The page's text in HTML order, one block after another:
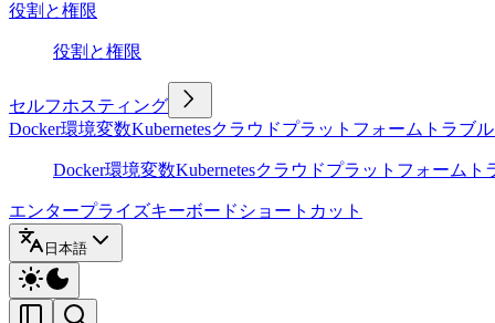
役割と権限
役割と権限
セルフホスティング
Docker環境変数Kubernetesクラウドプラットフォーム トラブ
Docker環境変数Kubernetesクラウドプラットフォーム ト
エンタープライズキーボードショートカット
日本語